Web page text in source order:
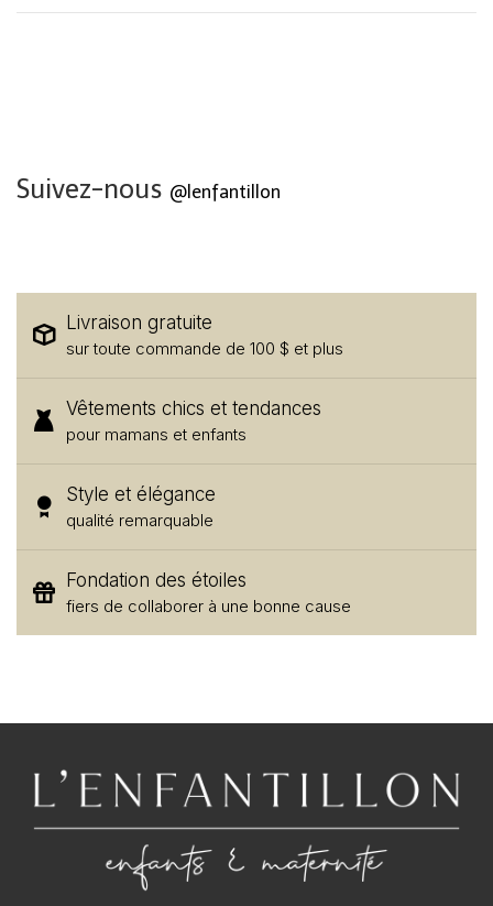
Suivez-nous @lenfantillon
Livraison gratuite
sur toute commande de 100 $ et plus
Vêtements chics et tendances
pour mamans et enfants
Style et élégance
qualité remarquable
Fondation des étoiles
fiers de collaborer à une bonne cause